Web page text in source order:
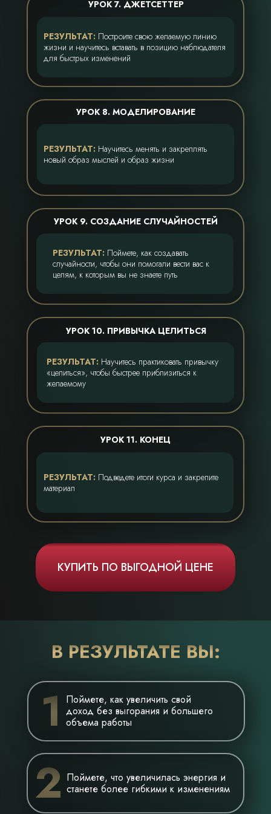
РЕЗУЛЬТАТ: Построите свою желаемую линию
жизни и научитесь вставать в позицию наблюдателя
для быстрых изменений
УРОК 7. ДЖЕТСЕТТЕР
РЕЗУЛЬТАТ: Научитесь менять и закреплять
новый образ мыслей и образ жизни
УРОК 8. МОДЕЛИРОВАНИЕ
РЕЗУЛЬТАТ: Поймете, как создавать
случайности, чтобы они помогали вести вас к
целям, к которым вы не знаете путь
УРОК 9. СОЗДАНИЕ СЛУЧАЙНОСТЕЙ
РЕЗУЛЬТАТ: Научитесь практиковать привычку
«целиться», чтобы быстрее приблизиться к
желаемому
УРОК 10. ПРИВЫЧКА ЦЕЛИТЬСЯ
РЕЗУЛЬТАТ: Подведете итоги курса и закрепите
материал
УРОК 11. КОНЕЦ
КУПИТЬ ПО ВЫГОДНОЙ ЦЕНЕ
В РЕЗУЛЬТАТЕ ВЫ:
Поймете, как увеличить свой
доход без выгорания и большего
объема работы
Поймете, что увеличилась энергия и
станете более гибкими к изменениям
1
2